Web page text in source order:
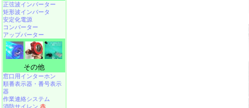
正弦波インバーター
矩形波インバータ
安定化電源
コンバーター
アップバーター
その他
窓口用インターホン
順番表示器・番号表示
器
作業連絡システム
消防サイレン 赤